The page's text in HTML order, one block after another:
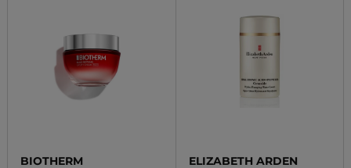
BIOTHERM
ELIZABETH ARDEN